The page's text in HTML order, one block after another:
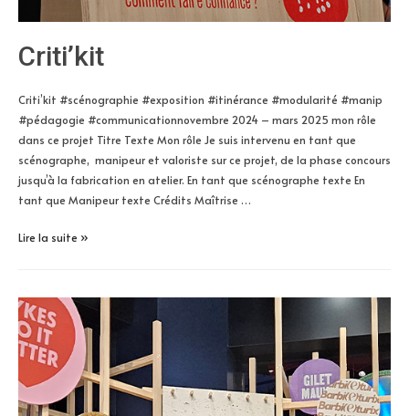
Criti’kit
Criti’kit #scénographie #exposition #itinérance #modularité #manip
#pédagogie #communicationnovembre 2024 – mars 2025 mon rôle
dans ce projet Titre Texte Mon rôle Je suis intervenu en tant que
scénographe, manipeur et valoriste sur ce projet, de la phase concours
jusqu’à la fabrication en atelier. En tant que scénographe texte En
tant que Manipeur texte Crédits Maîtrise …
Criti’kit
Lire la suite »